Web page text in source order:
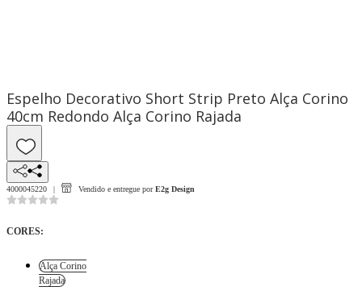
Espelho Decorativo Short Strip Preto Alça Corino
40cm Redondo Alça Corino Rajada
4000045220 Vendido e entregue por E2g Design
CORES:
Alça Corino
Rajada